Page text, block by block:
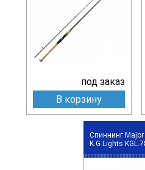
под заказ
В корзину
Спиннинг
K.G.Lights KGL-